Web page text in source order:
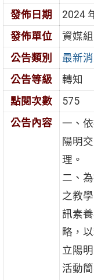
發佈日期
2024
發佈單位
資媒組
公告類別
最新
公告等級
轉知
點閱次數
575
公告內容
一、
陽明
理。
二、
之教
訊素
略，
立陽
活動